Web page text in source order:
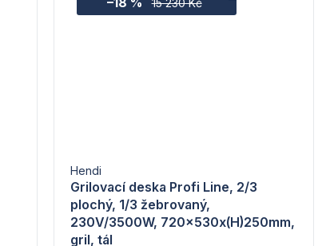
15 230 Kč
Grilovací deska Profi Line, 2/3
plochý, 1/3 žebrovaný,
230V/3500W, 720x530x(H)250mm,
gril, tál
Hendi